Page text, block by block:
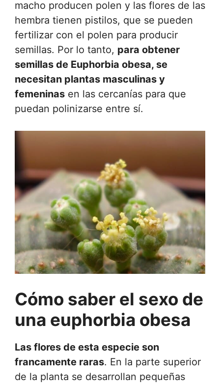
macho producen polen y las flores de las
hembra tienen pistilos, que se pueden
fertilizar con el polen para producir
semillas. Por lo tanto, para obtener
semillas de Euphorbia obesa, se
necesitan plantas masculinas y
femeninas en las cercanías para que
puedan polinizarse entre sí.
Cómo saber el sexo de
una euphorbia obesa
Las flores de esta especie son
francamente raras. En la parte superior
de la planta se desarrollan pequeñas